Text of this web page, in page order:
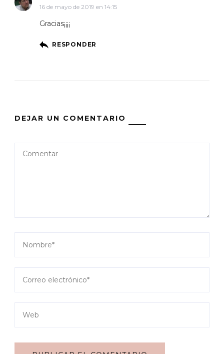
16 de mayo de 2019 en 14:15
Gracias¡¡¡¡
RESPONDER
DEJAR UN COMENTARIO